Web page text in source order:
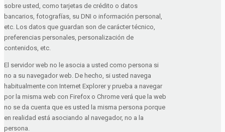
sobre usted, como tarjetas de crédito o datos
bancarios, fotografías, su DNI o información personal,
etc. Los datos que guardan son de carácter técnico,
preferencias personales, personalización de
contenidos, etc.
El servidor web no le asocia a usted como persona si
no a su navegador web. De hecho, si usted navega
habitualmente con Internet Explorer y prueba a navegar
por la misma web con Firefox o Chrome verá que la web
no se da cuenta que es usted la misma persona porque
en realidad está asociando al navegador, no a la
persona.